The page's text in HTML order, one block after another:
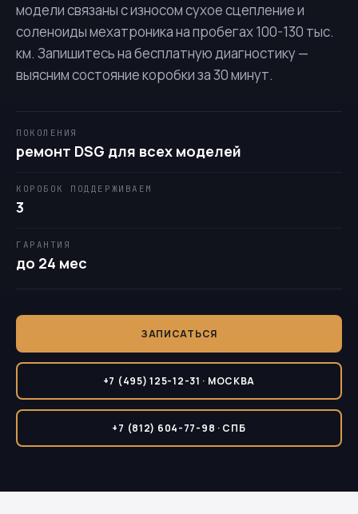
модели связаны с износом сухое сцепление и
соленоиды мехатроника на пробегах 100-130 тыс.
км. Запишитесь на бесплатную диагностику —
выясним состояние коробки за 30 минут.
ПОКОЛЕНИЯ
ремонт DSG для всех моделей
КОРОБОК ПОДДЕРЖИВАЕМ
3
ГАРАНТИЯ
до 24 мес
ЗАПИСАТЬСЯ
+7 (495) 125-12-31 · МОСКВА
+7 (812) 604-77-98 · СПБ